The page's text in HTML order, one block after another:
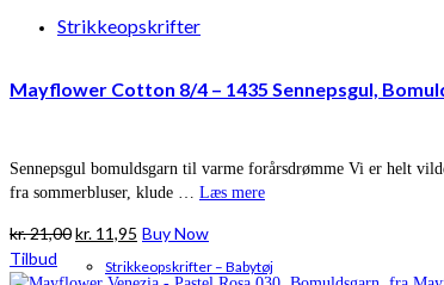
Strikkeopskrifter
Strikkeopskrifter – Babytøj
Mayflower Cotton 8/4 – 1435 Sennepsgul,
Sennepsgul bomuldsgarn til varme forårsdrømme Vi er helt
fra sommerbluser, klude … Læs mere
kr.21,00Den
pris
kr. 11,95 Den
pris
Buy Now
Tilbud